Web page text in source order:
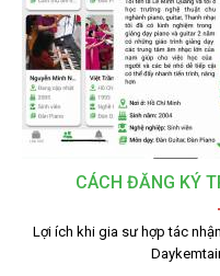
CÁCH ĐĂNG KÝ
Lợi ích khi gia sư hợp tác